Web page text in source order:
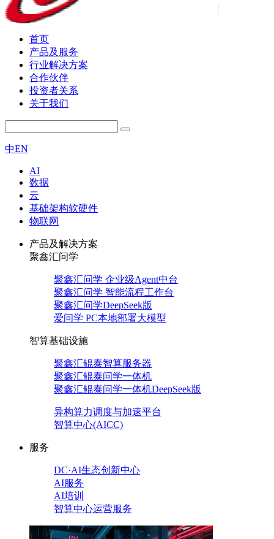
首页
产品及服务
行业解决方案
合作伙伴
投资者关系
关于我们
中EN
AI
数据
云
基础架构软硬件
物联网
产品及解决方案
聚鑫汇问学
聚鑫汇问学 企业级Agent中台
聚鑫汇问学 智能流程工作台
聚鑫汇问学DeepSeek版
爱问学 PC本地部署大模型
智算基础设施
聚鑫汇鲲泰智算服务器
聚鑫汇鲲泰问学一体机
聚鑫汇鲲泰问学一体机DeepSeek版
异构算力调度与加速平台
智算中心(AICC)
服务
DC·AI生态创新中心
AI服务
AI培训
智算中心运营服务